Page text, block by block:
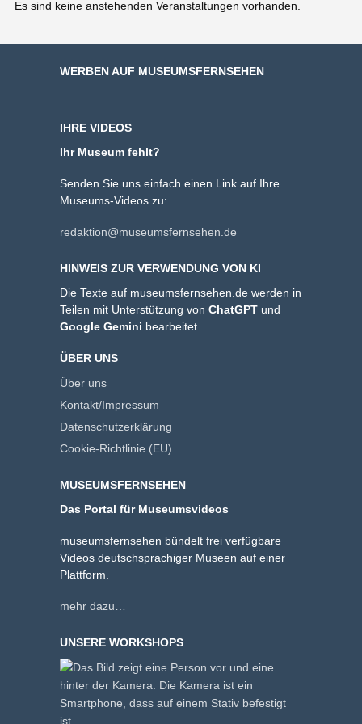
Es sind keine anstehenden Veranstaltungen vorhanden.
WERBEN AUF MUSEUMSFERNSEHEN
IHRE VIDEOS
Ihr Museum fehlt?
Senden Sie uns einfach einen Link auf Ihre
Museums-Videos zu:
redaktion@museumsfernsehen.de
HINWEIS ZUR VERWENDUNG VON KI
Die Texte auf museumsfernsehen.de werden in
Teilen mit Unterstützung von ChatGPT und
Google Gemini bearbeitet.
ÜBER UNS
Über uns
Kontakt/Impressum
Datenschutzerklärung
Cookie-Richtlinie (EU)
MUSEUMSFERNSEHEN
Das Portal für Museumsvideos
museumsfernsehen bündelt frei verfügbare
Videos deutschsprachiger Museen auf einer
Plattform.
mehr dazu…
UNSERE WORKSHOPS